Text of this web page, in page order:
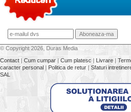
© Copyright 2026, Duras Media
Contact | Cum cumpar | Cum platesc | Livrare |
caracter personal | Politica de retur | Sfaturi
SAL